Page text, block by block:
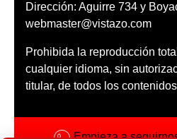
Dirección: Aguirre 734 y
webmaster@vistazo.com
Prohibida la reproducción
cualquier idioma, sin
titular, de todos los